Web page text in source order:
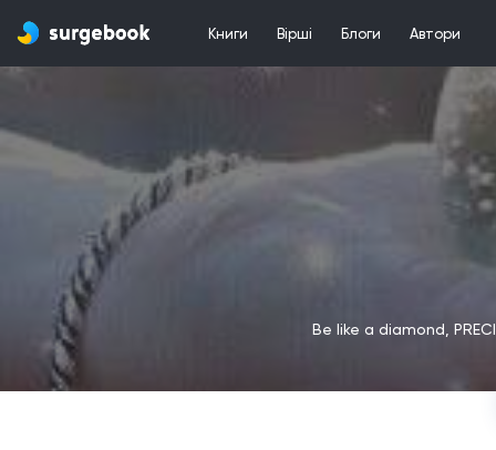
Книги Вірші Блоги Автори
Be like a diamond,